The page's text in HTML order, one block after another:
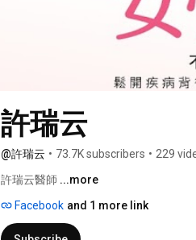
許瑞云
@許瑞云 • 73.7K subscribers • 229
許瑞云醫師 ...more
Facebook and 1 more link